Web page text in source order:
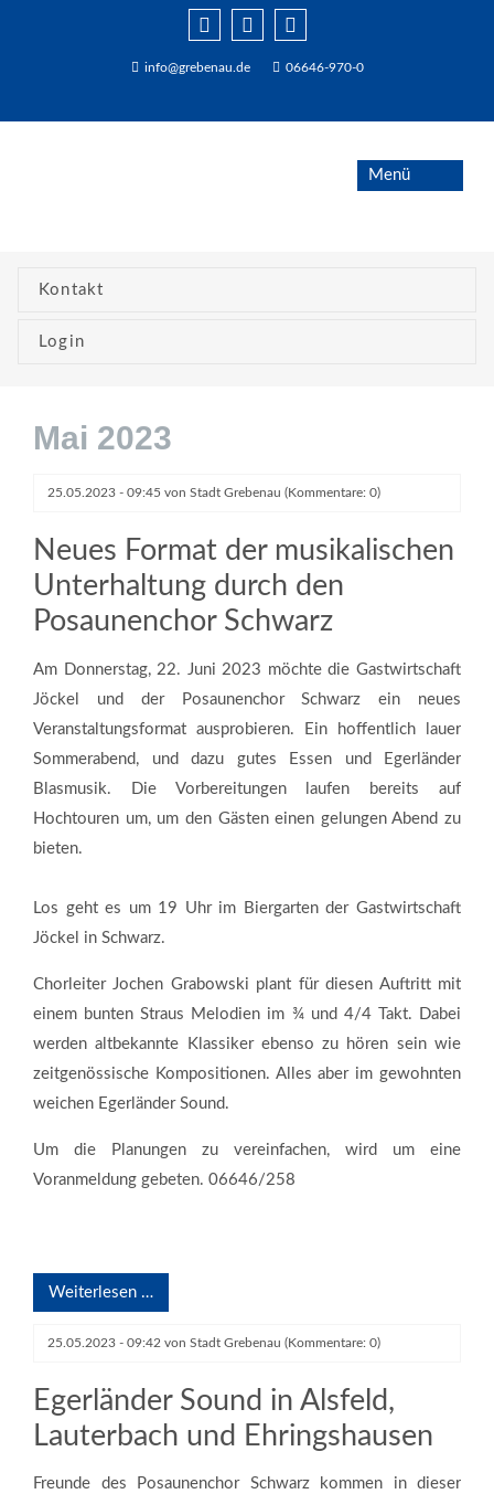
info@grebenau.de 06646-970-0
Kontakt
Login
Mai 2023
25.05.2023 - 09:45 von Stadt Grebenau (Kommentare: 0)
Neues Format der musikalischen
Unterhaltung durch den
Posaunenchor Schwarz
Am Donnerstag, 22. Juni 2023 möchte die Gastwirtschaft
Jöckel und der Posaunenchor Schwarz ein neues
Veranstaltungsformat ausprobieren. Ein hoffentlich lauer
Sommerabend, und dazu gutes Essen und Egerländer
Blasmusik. Die Vorbereitungen laufen bereits auf
Hochtouren um, um den Gästen einen gelungen Abend zu
bieten.
Los geht es um 19 Uhr im Biergarten der Gastwirtschaft
Jöckel in Schwarz.
Chorleiter Jochen Grabowski plant für diesen Auftritt mit
einem bunten Straus Melodien im ¾ und 4/4 Takt. Dabei
werden altbekannte Klassiker ebenso zu hören sein wie
zeitgenössische Kompositionen. Alles aber im gewohnten
weichen Egerländer Sound.
Um die Planungen zu vereinfachen, wird um eine
Voranmeldung gebeten. 06646/258
Weiterlesen …
25.05.2023 - 09:42 von Stadt Grebenau (Kommentare: 0)
Egerländer Sound in Alsfeld,
Lauterbach und Ehringshausen
Freunde des Posaunenchor Schwarz kommen in dieser